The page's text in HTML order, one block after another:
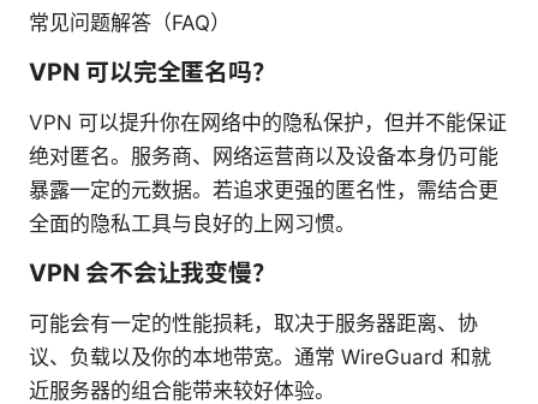
常见问题解答（FAQ）
VPN 可以完全匿名吗？
VPN 可以提升你在网络中的隐私保护，但并不能保证
绝对匿名。服务商、网络运营商以及设备本身仍可能
暴露一定的元数据。若追求更强的匿名性，需结合更
全面的隐私工具与良好的上网习惯。
VPN 会不会让我变慢？
可能会有一定的性能损耗，取决于服务器距离、协
议、负载以及你的本地带宽。通常 WireGuard 和就
近服务器的组合能带来较好体验。